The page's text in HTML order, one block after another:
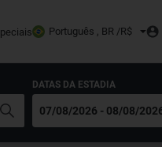
Português , BR /R$
DATAS DA ESTADIA